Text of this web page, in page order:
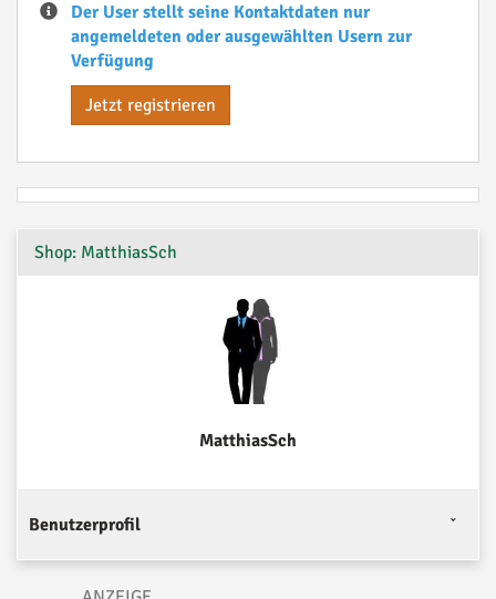
Der User stellt seine Kontaktdaten nur
angemeldeten oder ausgewählten Usern zur
Verfügung
Jetzt registrieren
Shop: MatthiasSch
MatthiasSch
Benutzerprofil